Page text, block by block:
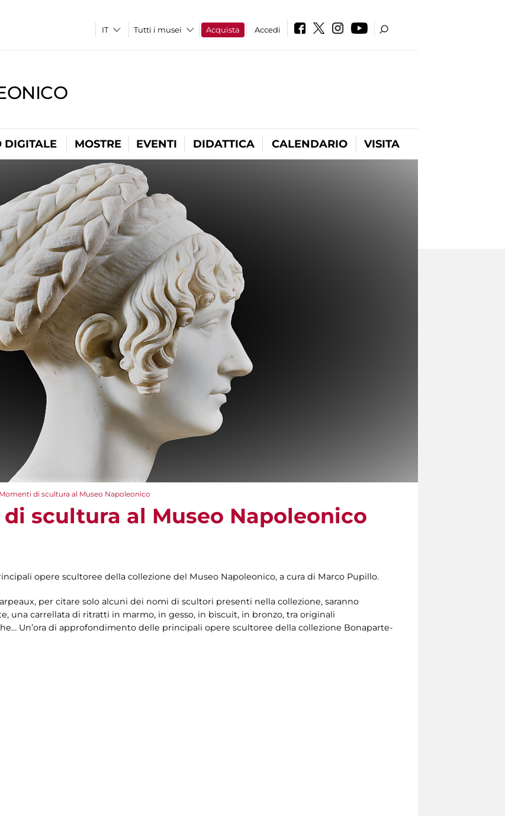
Tutti i musei Acquista Accedi
DIGITALE MOSTRE EVENTI DIDATTICA CALENDARIO VISITA
di scultura al Museo Napoleonico
scultura al Museo Napoleonico
opere scultoree della collezione del Museo Napoleonico, a cura di Marco Pupillo.
per citare solo alcuni dei nomi di scultori presenti nella collezione, saranno
una carrellata di ritratti in marmo, in gesso, in biscuit, in bronzo, tra originali
Un’ora di approfondimento delle principali opere scultoree della collezione Bonaparte-